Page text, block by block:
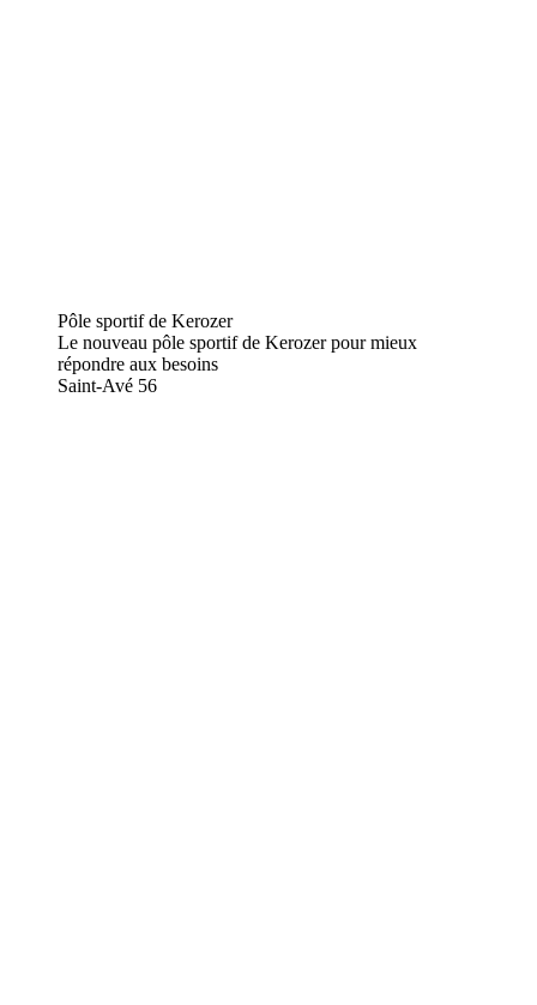
Pôle sportif de Kerozer
Le nouveau pôle sportif de Kerozer pour mieux
répondre aux besoins
Saint-Avé 56